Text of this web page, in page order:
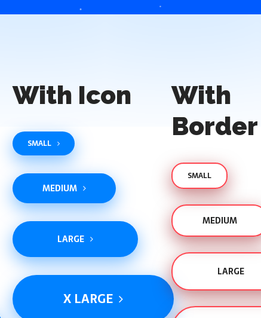
With Icon
SMALL
MEDIUM
LARGE
X LARGE
With
Border
SMALL
MEDIUM
LARGE